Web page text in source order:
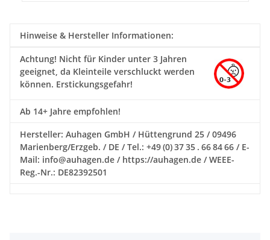
Hinweise & Hersteller Informationen:
Achtung! Nicht für Kinder unter 3 Jahren
geeignet, da Kleinteile verschluckt werden
können. Erstickungsgefahr!
Ab 14+ Jahre empfohlen!
Hersteller: Auhagen GmbH / Hüttengrund 25 / 09496
Marienberg/Erzgeb. / DE / Tel.: +49 (0) 37 35 . 66 84 66 / E-
Mail: info@auhagen.de / https://auhagen.de / WEEE-
Reg.-Nr.: DE82392501